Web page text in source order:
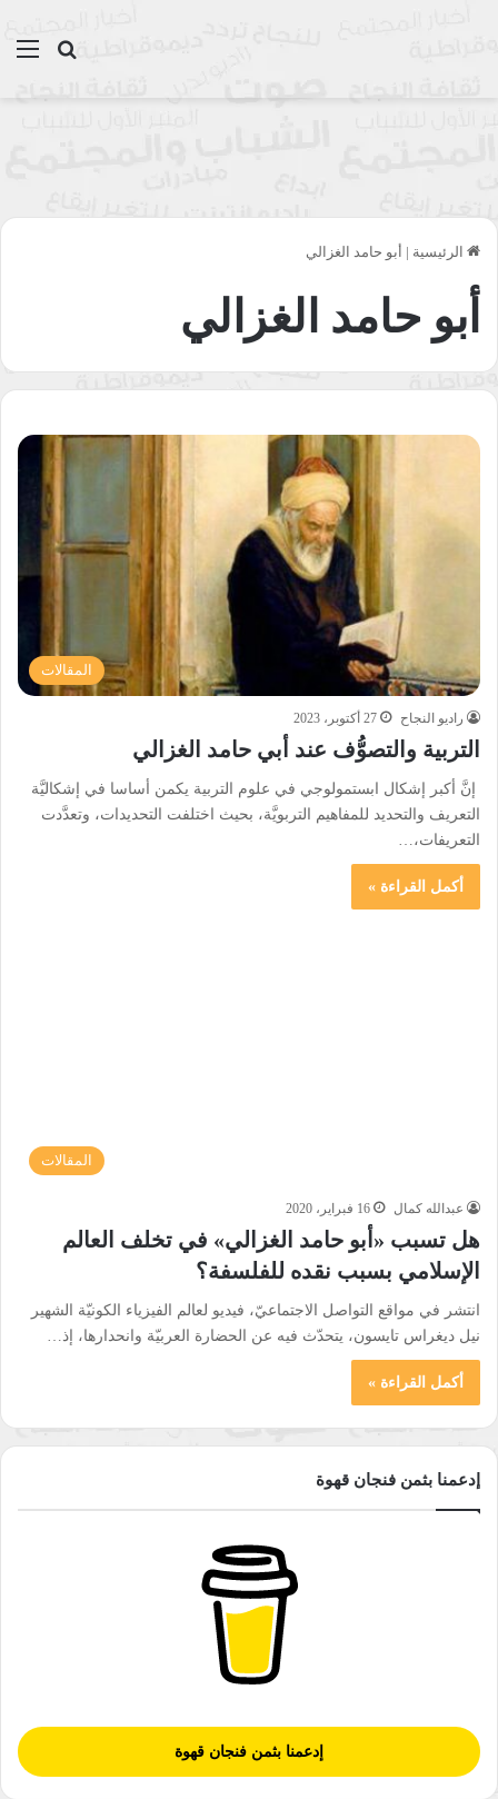
بحث
الرئيسية | أبو حامد الغزالي
أبو حامد الغزالي
المقالات
راديو النجاح 27 أكتوبر، 2023
التربية والتصوُّف عند أبي حامد الغزالي
إنَّ أكبر إشكال ابستمولوجي في علوم التربية يكمن أساسا في إشكاليَّة
التعريف والتحديد للمفاهيم التربويَّة، بحيث اختلفت التحديدات، وتعدَّدت
التعريفات،…
أكمل القراءة »
المقالات
عبدالله كمال 16 فبراير، 2020
هل تسبب «أبو حامد الغزالي» في تخلف العالم
الإسلامي بسبب نقده للفلسفة؟
انتشر في مواقع التواصل الاجتماعيّ، فيديو لعالم الفيزياء الكونيّة الشهير
نيل ديغراس تايسون، يتحدّث فيه عن الحضارة العربيّة وانحدارها، إذ…
أكمل القراءة »
إدعمنا بثمن فنجان قهوة
إدعمنا بثمن فنجان قهوة